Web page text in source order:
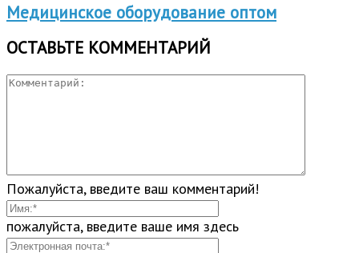
Медицинское оборудование оптом
ОСТАВЬТЕ КОММЕНТАРИЙ
Пожалуйста, введите ваш комментарий!
пожалуйста, введите ваше имя здесь